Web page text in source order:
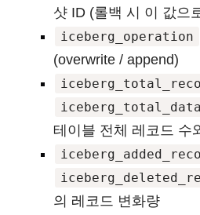
샷 ID (롤백 시 이 값으
iceberg_operation
(overwrite / append)
테이블 전체 레코드 수
의 레코드 변화량